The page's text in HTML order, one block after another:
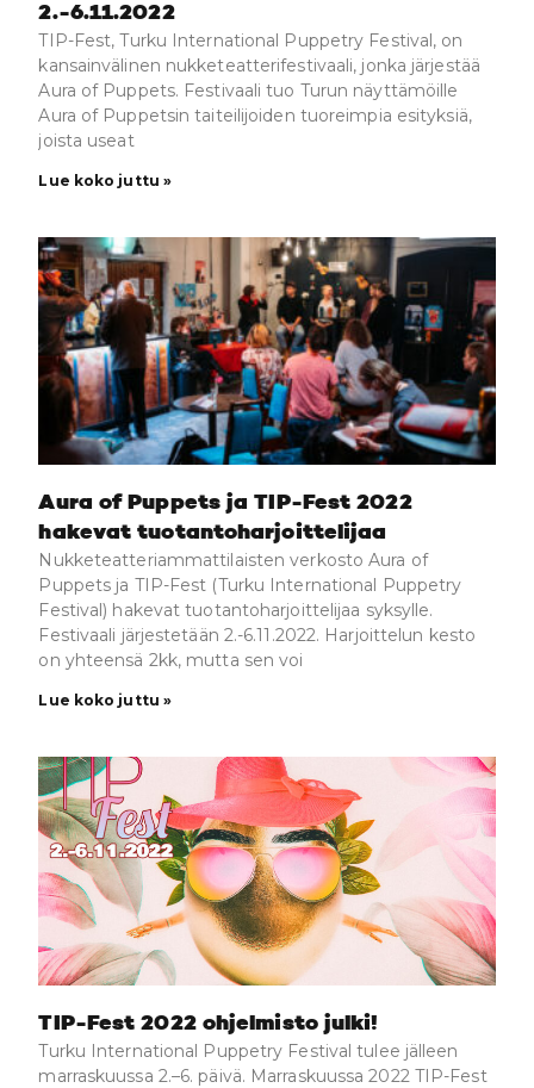
2.-6.11.2022
TIP-Fest, Turku International Puppetry Festival, on
kansainvälinen nukketeatterifestivaali, jonka järjestää
Aura of Puppets. Festivaali tuo Turun näyttämöille
Aura of Puppetsin taiteilijoiden tuoreimpia esityksiä,
joista useat
Lue koko juttu »
Aura of Puppets ja TIP-Fest 2022
hakevat tuotantoharjoittelijaa
Nukketeatteriammattilaisten verkosto Aura of
Puppets ja TIP-Fest (Turku International Puppetry
Festival) hakevat tuotantoharjoittelijaa syksylle.
Festivaali järjestetään 2.-6.11.2022. Harjoittelun kesto
on yhteensä 2kk, mutta sen voi
Lue koko juttu »
TIP-Fest 2022 ohjelmisto julki!
Turku International Puppetry Festival tulee jälleen
marraskuussa 2.–6. päivä. Marraskuussa 2022 TIP-Fest